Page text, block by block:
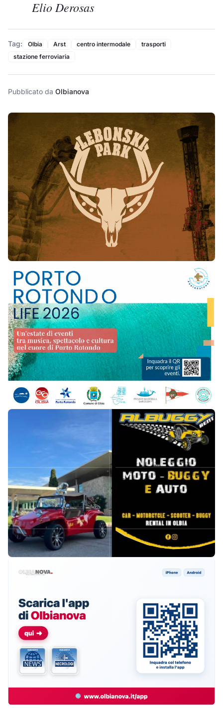
Elio Derosas
Tag: Olbia Arst centro intermodale
trasporti
stazione ferroviaria
Pubblicato da Olbianova